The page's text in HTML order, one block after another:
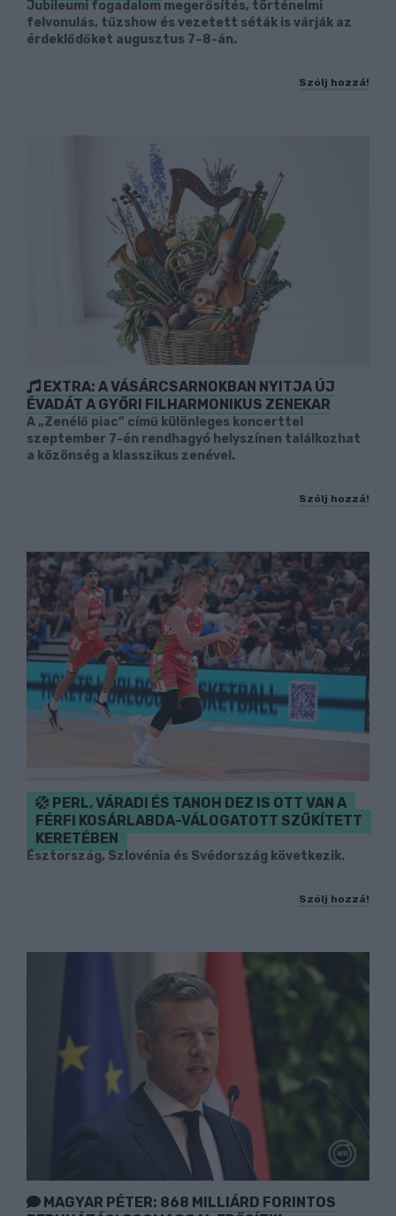
Jubileumi fogadalom megerősítés, történelmi
felvonulás, tűzshow és vezetett séták is várják az
érdeklődőket augusztus 7–8-án.
Szólj hozzá!
EXTRA: A VÁSÁRCSARNOKBAN NYITJA ÚJ
ÉVADÁT A GYŐRI FILHARMONIKUS ZENEKAR
A „Zenélő piac” című különleges koncerttel
szeptember 7-én rendhagyó helyszínen találkozhat
a közönség a klasszikus zenével.
Szólj hozzá!
PERL, VÁRADI ÉS TANOH DEZ IS OTT VAN A
FÉRFI KOSÁRLABDA-VÁLOGATOTT SZŰKÍTETT
KERETÉBEN
Észtország, Szlovénia és Svédország következik.
Szólj hozzá!
MAGYAR PÉTER: 868 MILLIÁRD FORINTOS